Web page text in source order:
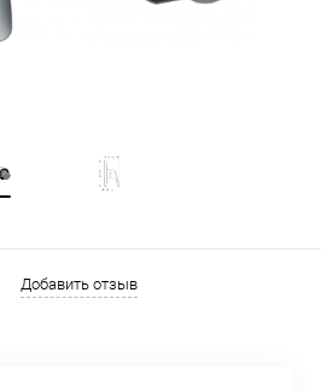
Добавить отзыв